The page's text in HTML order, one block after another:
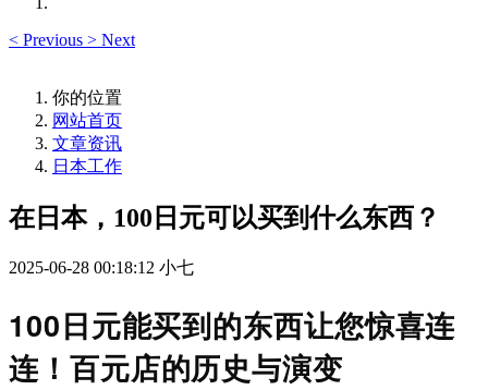
< Previous > Next
你的位置
网站首页
文章资讯
日本工作
在日本，100日元可以买到什么东西？
2025-06-28 00:18:12 小七
100日元能买到的东西让您惊喜连
连！百元店的历史与演变